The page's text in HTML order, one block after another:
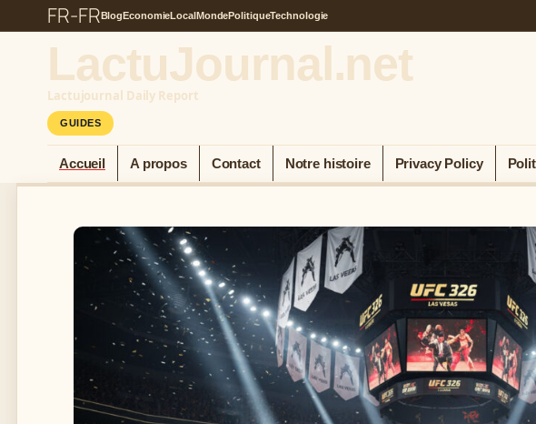
FR-FRBlogEconomieLocalMondePolitiqueTechnologie
LactuJournal.net
Lactujournal Daily Report
GUIDES
Accueil A propos Contact Notre histoire Privacy Policy